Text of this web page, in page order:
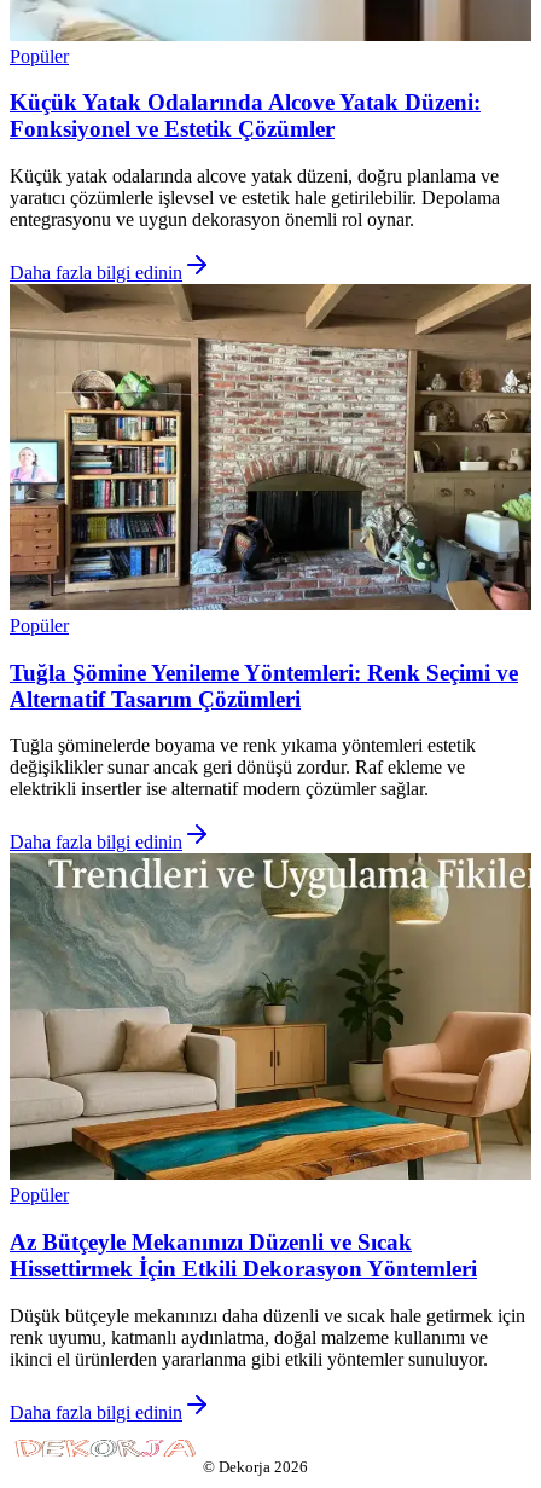
Popüler
Küçük Yatak Odalarında Alcove Yatak Düzeni:
Fonksiyonel ve Estetik Çözümler
Küçük yatak odalarında alcove yatak düzeni, doğru planlama ve
yaratıcı çözümlerle işlevsel ve estetik hale getirilebilir. Depolama
entegrasyonu ve uygun dekorasyon önemli rol oynar.
Daha fazla bilgi edinin
Popüler
Tuğla Şömine Yenileme Yöntemleri: Renk Seçimi ve
Alternatif Tasarım Çözümleri
Tuğla şöminelerde boyama ve renk yıkama yöntemleri estetik
değişiklikler sunar ancak geri dönüşü zordur. Raf ekleme ve
elektrikli insertler ise alternatif modern çözümler sağlar.
Daha fazla bilgi edinin
Popüler
Az Bütçeyle Mekanınızı Düzenli ve Sıcak
Hissettirmek İçin Etkili Dekorasyon Yöntemleri
Düşük bütçeyle mekanınızı daha düzenli ve sıcak hale getirmek için
renk uyumu, katmanlı aydınlatma, doğal malzeme kullanımı ve
ikinci el ürünlerden yararlanma gibi etkili yöntemler sunuluyor.
Daha fazla bilgi edinin
© Dekorja 2026